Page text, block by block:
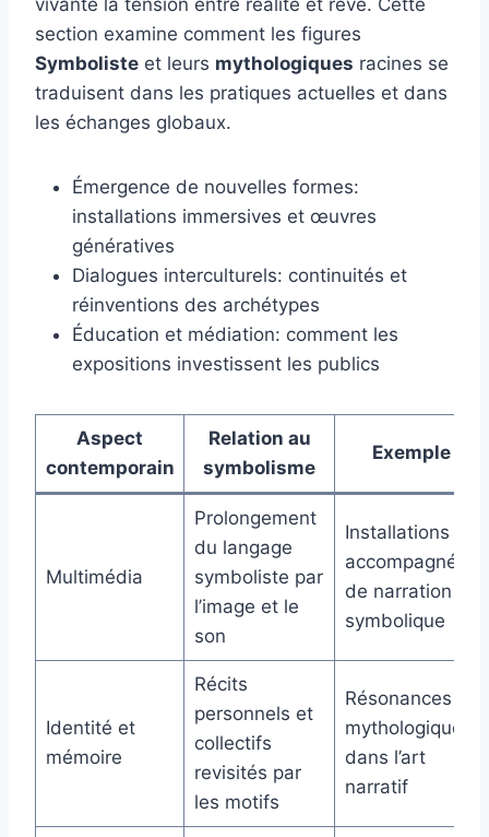
section examine comment les figures
Symboliste et leurs mythologiques racines se
traduisent dans les pratiques actuelles et dans
les échanges globaux.
Émergence de nouvelles formes:
installations immersives et œuvres
génératives
Dialogues interculturels: continuités et
réinventions des archétypes
Éducation et médiation: comment les
expositions investissent les publics
Aspect
contemporain
Relation au
symbolisme
Exemple
Multimédia
Prolongement
du langage
symboliste par
l’image et le
son
Installations
accompagnées
de narration
symbolique
Identité et
mémoire
Récits
personnels et
collectifs
revisités par
les motifs
Résonances
mythologiques
dans l’art
narratif